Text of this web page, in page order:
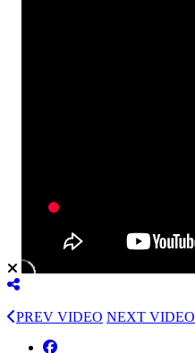
PREV VIDEO NEXT VIDEO